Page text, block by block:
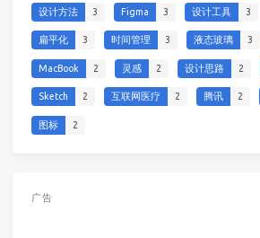
设计方法 3 Figma 3 设计工具 3
扁平化 3 时间管理 3 液态玻璃 3
MacBook 2 灵感 2 设计思路 2
Sketch 2 互联网医疗 2 腾讯 2
图标 2
广告